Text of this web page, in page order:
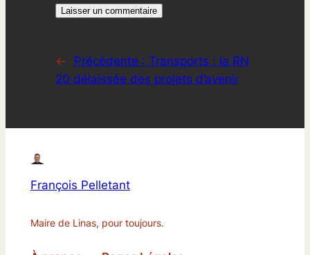
← Précédente : Transports : la RN
20 délaissée des projets d’avenir
François Pelletant
Maire de Linas, pour toujours.